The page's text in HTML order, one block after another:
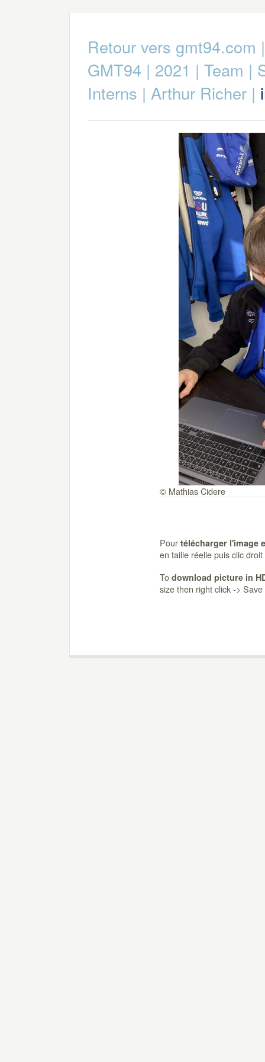
Retour vers gmt94.com
GMT94 | 2021 | Team |
Interns | Arthur Richer |
© Mathias Cidere
Pour télécharger l'image
en taille réelle puis clic
To download picture in
size then right click ->